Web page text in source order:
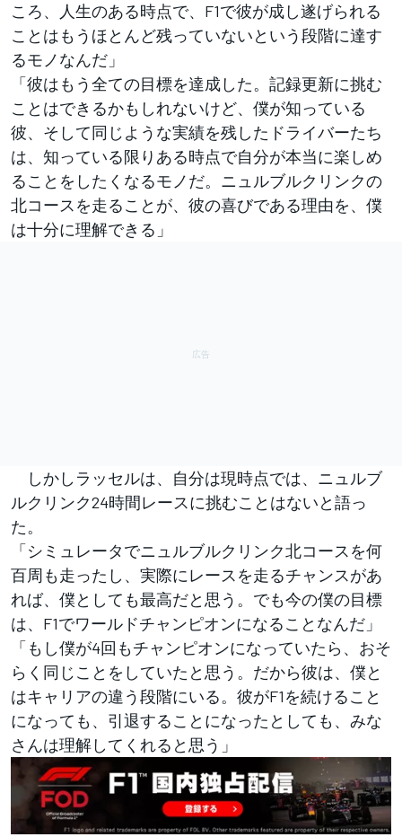
ころ、人生のある時点で、F1で彼が成し遂げられる
ことはもうほとんど残っていないという段階に達す
るモノなんだ」
「彼はもう全ての目標を達成した。記録更新に挑む
ことはできるかもしれないけど、僕が知っている
彼、そして同じような実績を残したドライバーたち
は、知っている限りある時点で自分が本当に楽しめ
ることをしたくなるモノだ。ニュルブルクリンクの
北コースを走ることが、彼の喜びである理由を、僕
は十分に理解できる」
しかしラッセルは、自分は現時点では、ニュルブ
ルクリンク24時間レースに挑むことはないと語っ
た。
「シミュレータでニュルブルクリンク北コースを何
百周も走ったし、実際にレースを走るチャンスがあ
れば、僕としても最高だと思う。でも今の僕の目標
は、F1でワールドチャンピオンになることなんだ」
「もし僕が4回もチャンピオンになっていたら、おそ
らく同じことをしていたと思う。だから彼は、僕と
はキャリアの違う段階にいる。彼がF1を続けること
になっても、引退することになったとしても、みな
さんは理解してくれると思う」